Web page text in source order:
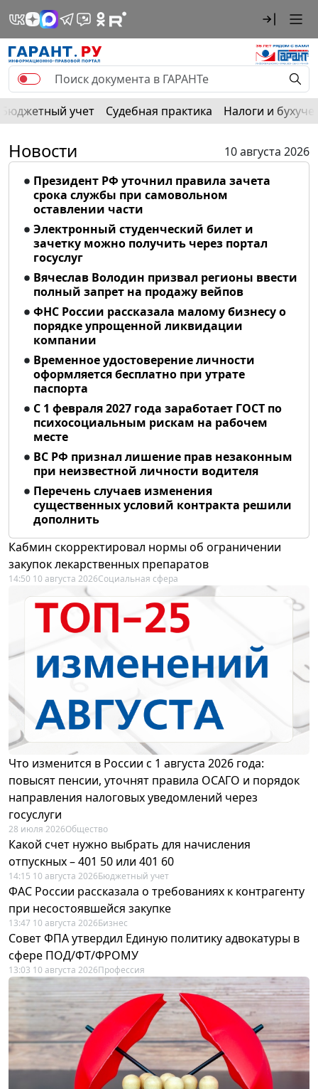
Бюджетный учет Судебная практика Налоги и
Новости
10 августа 2026
Президент РФ уточнил правила зачета
срока службы при самовольном
оставлении части
Электронный студенческий билет и
зачетку можно получить через портал
госуслуг
Вячеслав Володин призвал регионы ввести
полный запрет на продажу вейпов
ФНС России рассказала малому бизнесу о
порядке упрощенной ликвидации
компании
Временное удостоверение личности
оформляется бесплатно при утрате
паспорта
С 1 февраля 2027 года заработает ГОСТ по
психосоциальным рискам на рабочем
месте
ВС РФ признал лишение прав незаконным
при неизвестной личности водителя
Перечень случаев изменения
существенных условий контракта решили
дополнить
Кабмин скорректировал нормы об ограничении
закупок лекарственных препаратов
14:50 10 августа 2026Социальная сфера
Что изменится в России с 1 августа 2026 года:
повысят пенсии, уточнят правила ОСАГО и порядок
направления налоговых уведомлений через
госуслуги
28 июля 2026Общество
Какой счет нужно выбрать для начисления
отпускных – 401 50 или 401 60
14:15 10 августа 2026Бюджетный учет
ФАС России рассказала о требованиях к контрагенту
при несостоявшейся закупке
13:47 10 августа 2026Бизнес
Совет ФПА утвердил Единую политику адвокатуры в
сфере ПОД/ФТ/ФРОМУ
13:03 10 августа 2026Профессия